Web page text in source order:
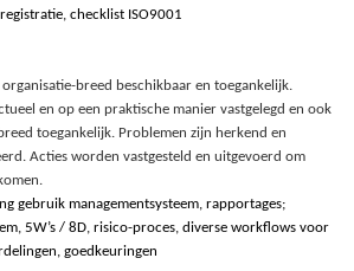
checklist ISO9001
breed beschikbaar en toegankelijk.
en op een praktische manier vastgelegd en ook
toegankelijk. Problemen zijn herkend en
Acties worden vastgesteld en uitgevoerd om
gebruik managementsysteem, rapportages;
5W’s / 8D, risico-proces, diverse workflows voor
goedkeuringen